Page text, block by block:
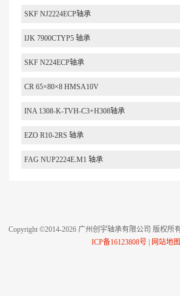
SKF NJ2224ECP轴承
IJK 7900CTYP5 轴承
SKF N224ECP轴承
CR 65×80×8 HMSA10V
INA 1308-K-TVH-C3+H308轴承
EZO R10-2RS 轴承
FAG NUP2224E.M1 轴承
Copyright ©2014-2026 广州创宇轴承有限公司 版权所有
ICP备16123808号| 网站地图